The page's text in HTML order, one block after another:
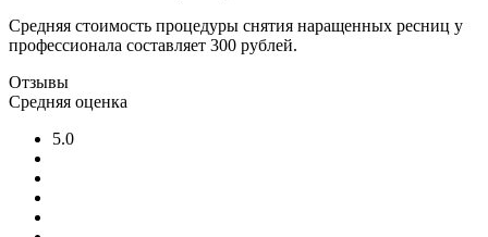
Средняя стоимость процедуры снятия наращенных ресниц у
профессионала составляет 300 рублей.
Отзывы
Средняя оценка
5.0